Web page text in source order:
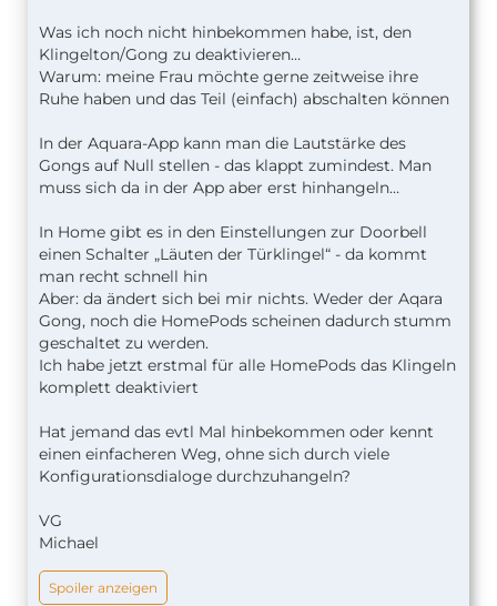
Was ich noch nicht hinbekommen habe, ist, den
Klingelton/Gong zu deaktivieren…
Warum: meine Frau möchte gerne zeitweise ihre
Ruhe haben und das Teil (einfach) abschalten können
In der Aquara-App kann man die Lautstärke des
Gongs auf Null stellen - das klappt zumindest. Man
muss sich da in der App aber erst hinhangeln…
In Home gibt es in den Einstellungen zur Doorbell
einen Schalter „Läuten der Türklingel“ - da kommt
man recht schnell hin
Aber: da ändert sich bei mir nichts. Weder der Aqara
Gong, noch die HomePods scheinen dadurch stumm
geschaltet zu werden.
Ich habe jetzt erstmal für alle HomePods das Klingeln
komplett deaktiviert
Hat jemand das evtl Mal hinbekommen oder kennt
einen einfacheren Weg, ohne sich durch viele
Konfigurationsdialoge durchzuhangeln?
VG
Michael
Spoiler anzeigen